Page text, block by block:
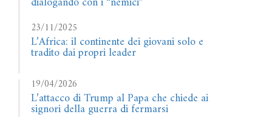
23/11/2025
L’Africa: il continente dei giovani solo e
tradito dai propri leader
19/04/2026
L’attacco di Trump al Papa che chiede ai
signori della guerra di fermarsi